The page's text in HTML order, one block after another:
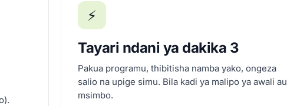
⚡
Tayari ndani ya dakika 3
Pakua programu, thibitisha namba yako, ongeza
salio na upige simu. Bila kadi ya malipo ya awali au
msimbo.